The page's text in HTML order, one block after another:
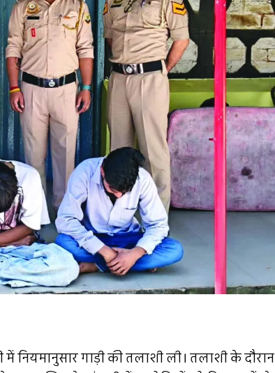
नियमानुसार गाड़ी की तलाशी ली। तलाशी के दौरान